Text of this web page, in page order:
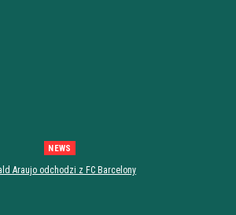
NEWS
Araujo odchodzi z FC Barcelony